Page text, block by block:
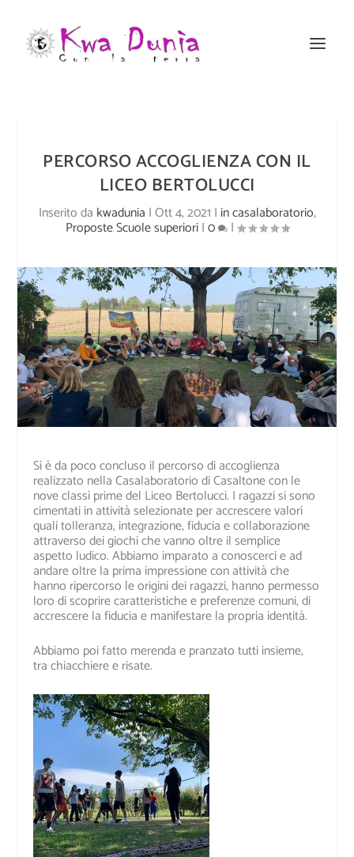
PERCORSO ACCOGLIENZA CON IL
LICEO BERTOLUCCI
Inserito da kwadunia |Ott 4, 2021 | in casalaboratorio,
Proposte Scuole superiori|0 |
Si è da poco concluso il percorso di accoglienza
realizzato nella Casalaboratorio di Casaltone con le
nove classi prime del Liceo Bertolucci. I ragazzi si sono
cimentati in attività selezionate per accrescere valori
quali tolleranza, integrazione, fiducia e collaborazione
attraverso dei giochi che vanno oltre il semplice
aspetto ludico. Abbiamo imparato a conoscerci e ad
andare oltre la prima impressione con attività che
hanno ripercorso le origini dei ragazzi, hanno permesso
loro di scoprire caratteristiche e preferenze comuni, di
accrescere la fiducia e manifestare la propria identità.
Abbiamo poi fatto merenda e pranzato tutti insieme,
tra chiacchiere e risate.